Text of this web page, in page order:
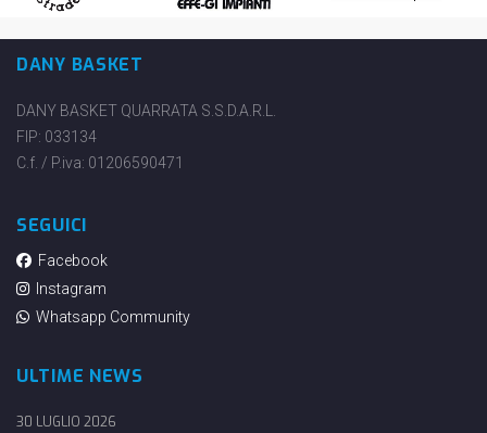
DANY BASKET
DANY BASKET QUARRATA S.S.D.A.R.L.
FIP: 033134
C.f. / P.iva: 01206590471
SEGUICI
Facebook
Instagram
Whatsapp Community
ULTIME NEWS
30 LUGLIO 2026